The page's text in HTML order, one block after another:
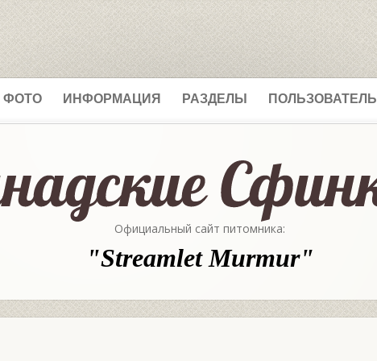
ФОТО ИНФОРМАЦИЯ РАЗДЕЛЫ ПОЛЬЗОВАТЕЛЬ
Официальный сайт питомника:
"Streamlet Murmur"